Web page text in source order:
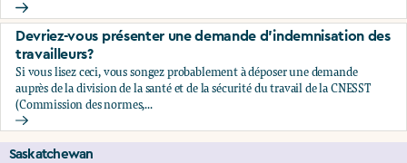
Comment signaler le harcèlement sexuel à votre employeur
Devriez-vous présenter une demande d’indemnisation des
travailleurs?
Si vous lisez ceci, vous songez probablement à déposer une demande
auprès de la division de la santé et de la sécurité du travail de la CNESST
(Commission des normes,...
Devriez-vous présenter une demande d’indemnisation des
Saskatchewan